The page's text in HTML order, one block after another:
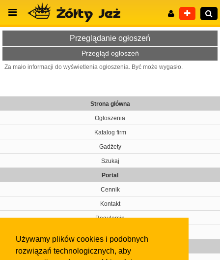
Używamy plików cookies i podobnych
rozwiązań technologicznych, aby
Przeglądanie ogłoszeń
Przegląd ogłoszeń
Za mało informacji do wyświetlenia ogłoszenia. Być może wygasło.
Strona główna
Ogłoszenia
Katalog firm
Gadżety
Szukaj
Portal
Cennik
Kontakt
Regulamin
Gazeta